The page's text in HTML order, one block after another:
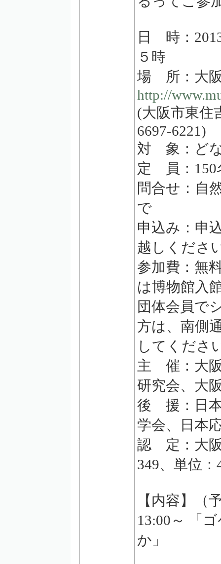
日 時：
５時
場 所：大
http://
(大阪市東住
6697-6221)
対 象：ど
定 員：150
問合せ：自
で
申込み：申
越しくださ
参加費：無
は博物館入
団体会員で
方は、南側
してくださ
主 催：大
研究会、大
後 援：日本
学会、日本
認 定：大阪
349、単位：
【内容】（
13:00～ 「
か」